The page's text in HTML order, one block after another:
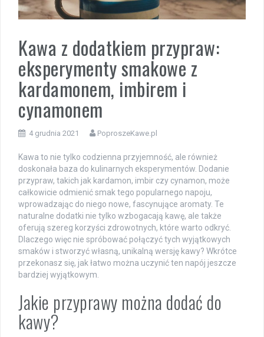
Kawa z dodatkiem przypraw:
eksperymenty smakowe z
kardamonem, imbirem i
cynamonem
4 grudnia 2021 PoproszeKawe.pl
Kawa to nie tylko codzienna przyjemność, ale również
doskonała baza do kulinarnych eksperymentów. Dodanie
przypraw, takich jak kardamon, imbir czy cynamon, może
całkowicie odmienić smak tego popularnego napoju,
wprowadzając do niego nowe, fascynujące aromaty. Te
naturalne dodatki nie tylko wzbogacają kawę, ale także
oferują szereg korzyści zdrowotnych, które warto odkryć.
Dlaczego więc nie spróbować połączyć tych wyjątkowych
smaków i stworzyć własną, unikalną wersję kawy? Wkrótce
przekonasz się, jak łatwo można uczynić ten napój jeszcze
bardziej wyjątkowym.
Jakie przyprawy można dodać do
kawy?